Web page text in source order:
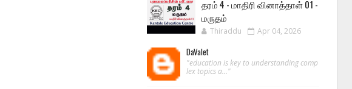
தரம் 4 - மாதிரி வினாத்தாள் 01 -
மருதம்
Thiraddu Apr 04, 2026
DaValet
"education is key to understanding comp
lex topics a..."